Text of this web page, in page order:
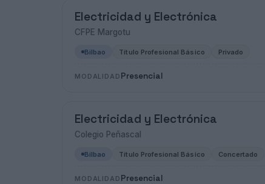
Electricidad y Electrónica
CFPE Margotu
Bilbao Título Profesional Básico Privado
MODALIDAD Presencial
Electricidad y Electrónica
Colegio Peñascal
Bilbao Título Profesional Básico Concertado
MODALIDAD Presencial